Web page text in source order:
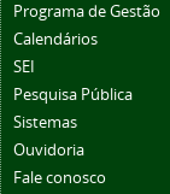
Programa de Gestão
Calendários
SEI
Pesquisa Pública
Sistemas
Ouvidoria
Fale conosco